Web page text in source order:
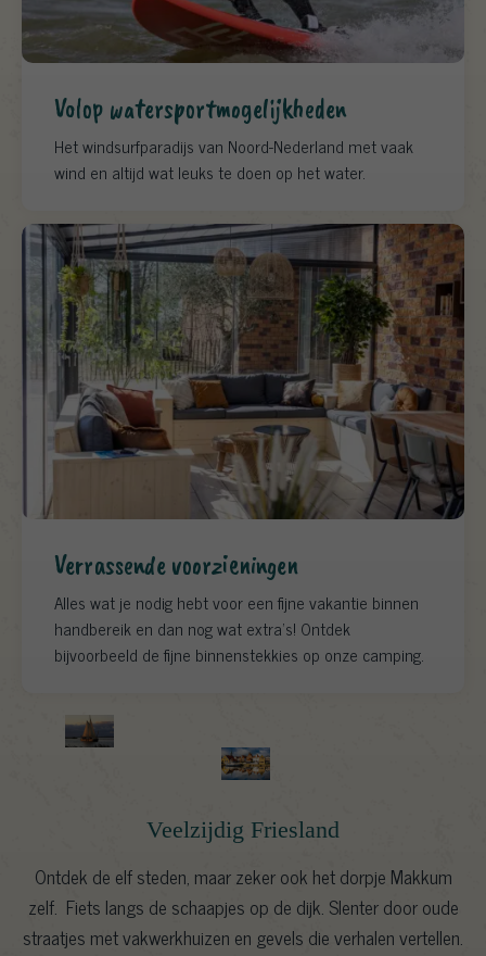
Volop watersportmogelijkheden
Het windsurfparadijs van Noord-Nederland met vaak
wind en altijd wat leuks te doen op het water.
Verrassende voorzieningen
Alles wat je nodig hebt voor een fijne vakantie binnen
handbereik en dan nog wat extra's! Ontdek
bijvoorbeeld de fijne binnenstekkies op onze camping.
Veelzijdig Friesland
Ontdek de elf steden, maar zeker ook het dorpje Makkum
zelf. Fiets langs de schaapjes op de dijk. Slenter door oude
straatjes met vakwerkhuizen en gevels die verhalen vertellen.